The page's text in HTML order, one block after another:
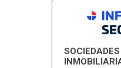
SOCIEDADES